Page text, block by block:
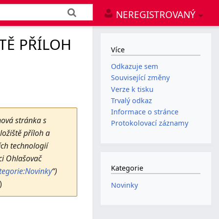
NEREGISTROVANÝ
PŘÍLOH
stránka s
příloh a
technologií
Ohlašovač
“)
Více
Odkazuje sem
Související změny
Verze k tisku
Trvalý odkaz
Informace o stránce
Protokolovací záznamy
Kategorie
Novinky